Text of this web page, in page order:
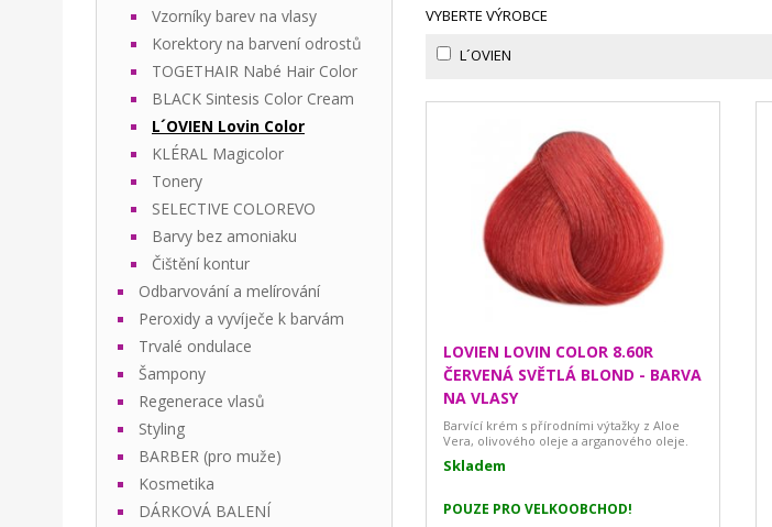
Vzorníky barev na vlasy
Korektory na barvení odrostů
TOGETHAIR Nabé Hair Color
BLACK Sintesis Color Cream
L´OVIEN Lovin Color
KLÉRAL Magicolor
Tonery
SELECTIVE COLOREVO
Barvy bez amoniaku
Čištění kontur
Odbarvování a melírování
Peroxidy a vyvíječe k barvám
Trvalé ondulace
Šampony
Regenerace vlasů
Styling
BARBER (pro muže)
Kosmetika
DÁRKOVÁ BALENÍ
VYBERTE VÝROBCE
L´OVIEN
LOVIEN LOVIN COLOR 8.60R
ČERVENÁ SVĚTLÁ BLOND - BARVA
NA VLASY
Barvící krém s přírodními výtažky z Aloe
Vera, olivového oleje a arganového oleje.
Skladem
POUZE PRO VELKOOBCHOD!